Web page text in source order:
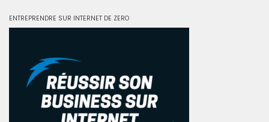
ENTREPRENDRE SUR INTERNET DE ZERO